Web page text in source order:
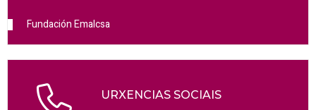
Fundación Emalcsa
URXENCIAS SOCIAIS